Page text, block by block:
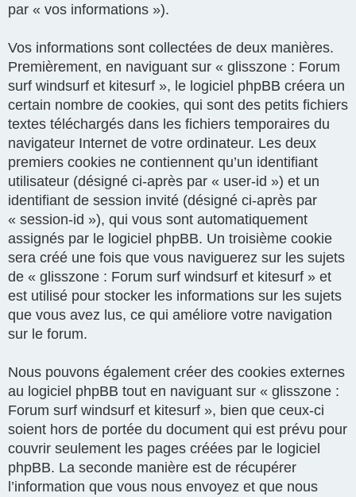
par « vos informations »).
Vos informations sont collectées de deux manières.
Premièrement, en naviguant sur « glisszone : Forum
surf windsurf et kitesurf », le logiciel phpBB créera un
certain nombre de cookies, qui sont des petits fichiers
textes téléchargés dans les fichiers temporaires du
navigateur Internet de votre ordinateur. Les deux
premiers cookies ne contiennent qu’un identifiant
utilisateur (désigné ci-après par « user-id ») et un
identifiant de session invité (désigné ci-après par
« session-id »), qui vous sont automatiquement
assignés par le logiciel phpBB. Un troisième cookie
sera créé une fois que vous naviguerez sur les sujets
de « glisszone : Forum surf windsurf et kitesurf » et
est utilisé pour stocker les informations sur les sujets
que vous avez lus, ce qui améliore votre navigation
sur le forum.
Nous pouvons également créer des cookies externes
au logiciel phpBB tout en naviguant sur « glisszone :
Forum surf windsurf et kitesurf », bien que ceux-ci
soient hors de portée du document qui est prévu pour
couvrir seulement les pages créées par le logiciel
phpBB. La seconde manière est de récupérer
l’information que vous nous envoyez et que nous